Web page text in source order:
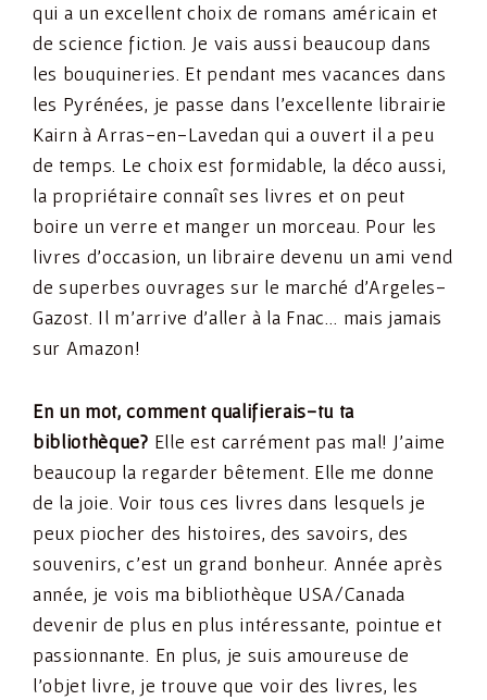
qui a un excellent choix de romans américain et
de science fiction. Je vais aussi beaucoup dans
les bouquineries. Et pendant mes vacances dans
les Pyrénées, je passe dans l’excellente librairie
Kairn à Arras-en-Lavedan qui a ouvert il a peu
de temps. Le choix est formidable, la déco aussi,
la propriétaire connaît ses livres et on peut
boire un verre et manger un morceau. Pour les
livres d’occasion, un libraire devenu un ami vend
de superbes ouvrages sur le marché d’Argeles-
Gazost. Il m’arrive d’aller à la Fnac… mais jamais
sur Amazon!
En un mot, comment qualifierais-tu ta
bibliothèque? Elle est carrément pas mal! J’aime
beaucoup la regarder bêtement. Elle me donne
de la joie. Voir tous ces livres dans lesquels je
peux piocher des histoires, des savoirs, des
souvenirs, c’est un grand bonheur. Année après
année, je vois ma bibliothèque USA/Canada
devenir de plus en plus intéressante, pointue et
passionnante. En plus, je suis amoureuse de
l’objet livre, je trouve que voir des livres, les